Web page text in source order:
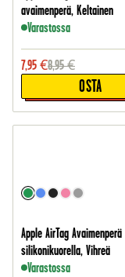
avaimenperä, Keltainen
Varastossa
7,95 €8,95 €
OSTA
Apple AirTag Avaimenperä
silikonikuorella, Vihreä
Varastossa